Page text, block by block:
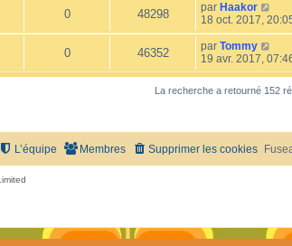
0 48298 par Haakor
18 oct. 2017,
0 46352 par Tommy
19 avr. 2017,
La recherche a retourné 152
Supprimer les cookies
Membres
L’équipe